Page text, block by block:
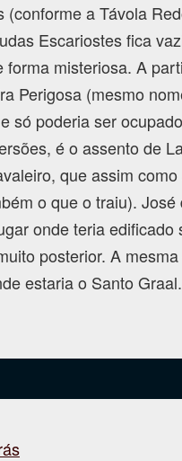
a Távola
Escariostes fica
misteriosa. A
Perigosa (mesmo
só poderia ser
é o assento de
que assim
o que o traiu).
onde teria
posterior. A
estaria o Santo Graal.